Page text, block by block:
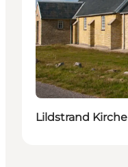
Lildstrand Kirche